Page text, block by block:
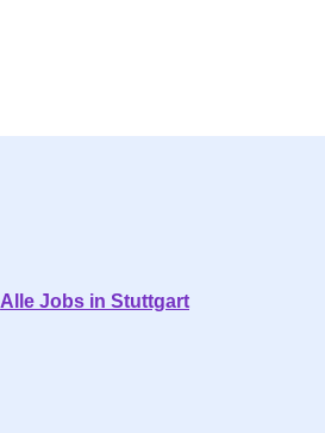
Alle Jobs in Stuttgart